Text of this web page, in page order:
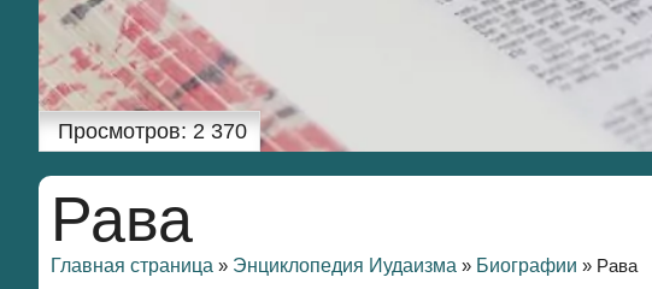
Просмотров: 2 370
Рава
Главная страница » Энциклопедия Иудаизма » Биографии » Рава